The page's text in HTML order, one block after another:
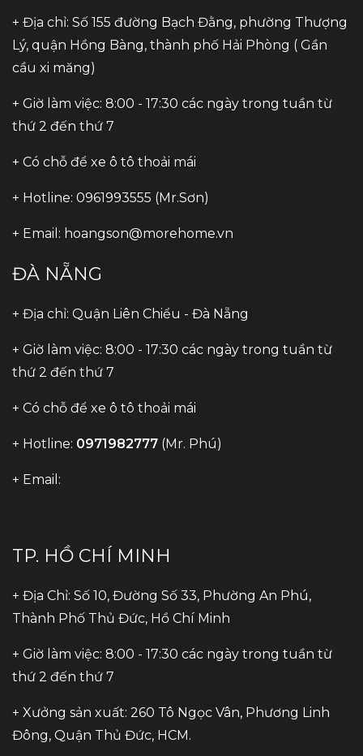
+ Địa chỉ: Số 155 đường Bạch Đằng, phường Thượng
Lý, quận Hồng Bàng, thành phố Hải Phòng ( Gần
cầu xi măng)
+ Giờ làm việc: 8:00 - 17:30 các ngày trong tuần từ
thứ 2 đến thứ 7
+ Có chỗ để xe ô tô thoải mái
+ Hotline: 0961993555 (Mr.Sơn)
+ Email: hoangson@morehome.vn
ĐÀ NẴNG
+ Địa chỉ: Quận Liên Chiểu - Đà Nẵng
+ Giờ làm việc: 8:00 - 17:30 các ngày trong tuần từ
thứ 2 đến thứ 7
+ Có chỗ để xe ô tô thoải mái
+ Hotline: 0971982777 (Mr. Phú)
+ Email:
TP. HỒ CHÍ MINH
+ Địa Chỉ: Số 10, Đường Số 33, Phường An Phú,
Thành Phố Thủ Đức, Hồ Chí Minh
+ Giờ làm việc: 8:00 - 17:30 các ngày trong tuần từ
thứ 2 đến thứ 7
+ Xưởng sản xuất: 260 Tô Ngọc Vân, Phương Linh
Đông, Quận Thủ Đức, HCM.